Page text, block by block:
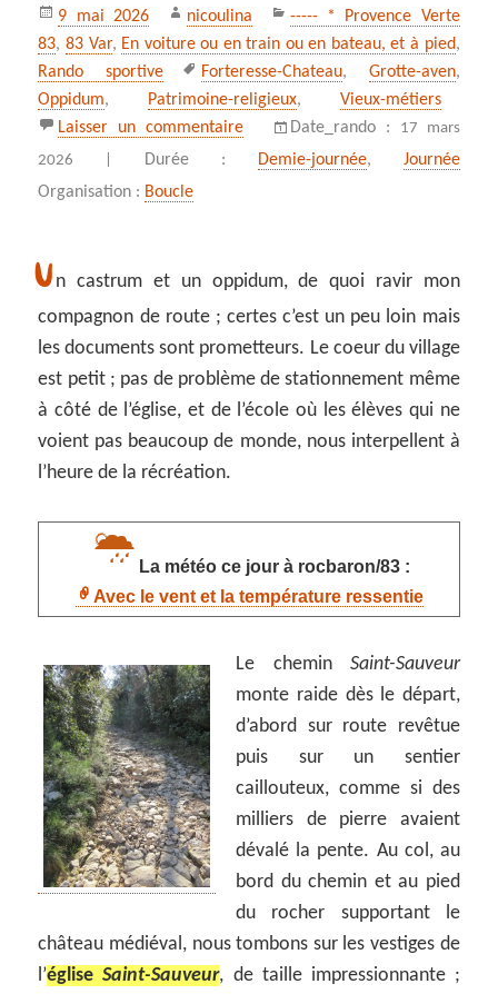
Publié
le
9 mai 2026 Auteur
nicoulina Catégories
----- * Provence Verte
83, 83 Var, En voiture ou en train ou en bateau, et à pied,
Rando sportive
Mots-
clés
Forteresse-Chateau, Grotte-aven,
Oppidum, Patrimoine-religieux,Vieux-métiers
Laisser un commentairesur Château Saint-Sauveur,
Date_rando :
17 mars
2026 |
Durée : Demie-journée, Journée
Organisation : Boucle
U n castrum et un oppidum, de quoi ravir mon
compagnon de route ; certes c’est un peu loin mais
les documents sont prometteurs. Le coeur du village
est petit ; pas de problème de stationnement même
à côté de l’église, et de l’école où les élèves qui ne
voient pas beaucoup de monde, nous interpellent à
l’heure de la récréation.
La météo ce jour à rocbaron/83 :
Avec le vent et la température ressentie
Le chemin Saint-Sauveur
monte raide dès le départ,
d’abord sur route revêtue
puis sur un sentier
caillouteux, comme si des
milliers de pierre avaient
dévalé la pente. Au col, au
bord du chemin et au pied
du rocher supportant le
château médiéval, nous tombons sur les vestiges de
l’égliseSaint-Sauveur, de taille impressionnante ;